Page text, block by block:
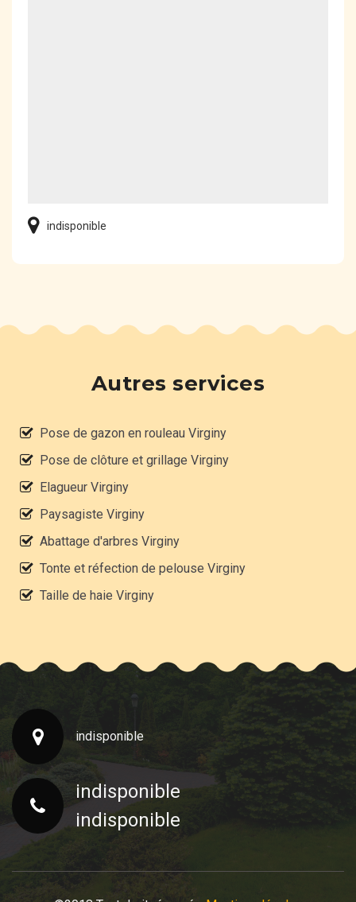
indisponible
Autres services
Pose de gazon en rouleau Virginy
Pose de clôture et grillage Virginy
Elagueur Virginy
Paysagiste Virginy
Abattage d'arbres Virginy
Tonte et réfection de pelouse Virginy
Taille de haie Virginy
indisponible
indisponible
indisponible